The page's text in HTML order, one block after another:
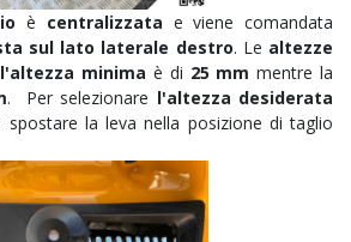
è centralizzata e viene comandata
sul lato laterale destro. Le altezze
l'altezza minima è di 25 mm mentre la
. Per selezionare l'altezza desiderata
spostare la leva nella posizione di taglio